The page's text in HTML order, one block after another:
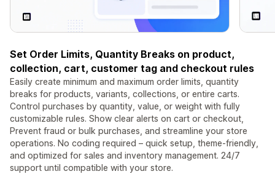
Set Order Limits, Quantity Breaks on product,
collection, cart, customer tag and checkout rules
Easily create minimum and maximum order limits, quantity
breaks for products, variants, collections, or entire carts.
Control purchases by quantity, value, or weight with fully
customizable rules. Show clear alerts on cart or checkout,
Prevent fraud or bulk purchases, and streamline your store
operations. No coding required – quick setup, theme-friendly,
and optimized for sales and inventory management. 24/7
support until compatible with your store.